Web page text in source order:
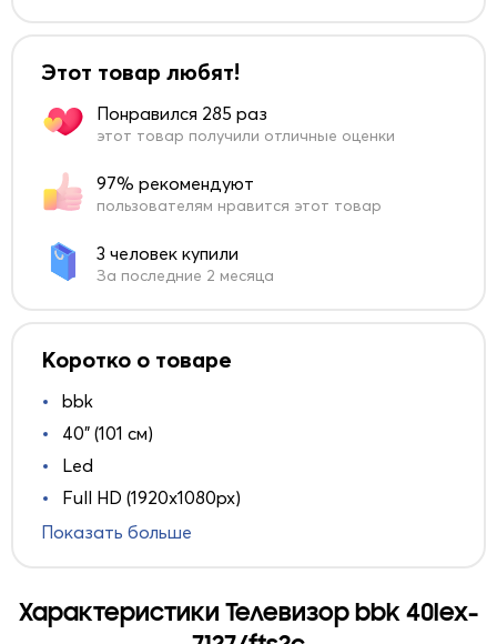
Этот товар любят!
Понравился 285 раз
этот товар получили отличные оценки
97% рекомендуют
пользователям нравится этот товар
3 человек купили
За последние 2 месяца
Коротко о товаре
bbk
40" (101 см)
Led
Full HD (1920x1080px)
Показать больше
Характеристики Телевизор bbk 40lex-